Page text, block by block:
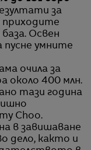
за
Освен
пусне умните
очила за
около 400 млн.
тази година
Choo.
в завишаване
дело, както и